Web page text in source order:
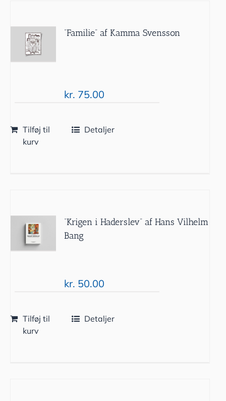
”Familie” af Kamma Svensson
kr. 75.00
Tilføj til
kurv
Detaljer
“Krigen i Haderslev” af Hans Vilhelm
Bang
kr. 50.00
Tilføj til
kurv
Detaljer